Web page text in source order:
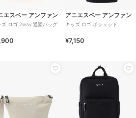
エスベー アンファン
ズ ロゴ 2way 通園バッグ
アニエスベー アンファン
キッズ ロゴ ポシェット
¥7,150